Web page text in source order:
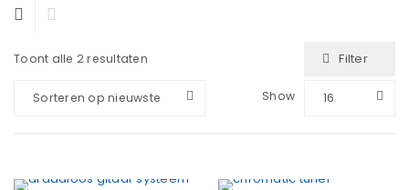
Toont alle 2 resultaten Filter
Sorteren op nieuwste Show 16